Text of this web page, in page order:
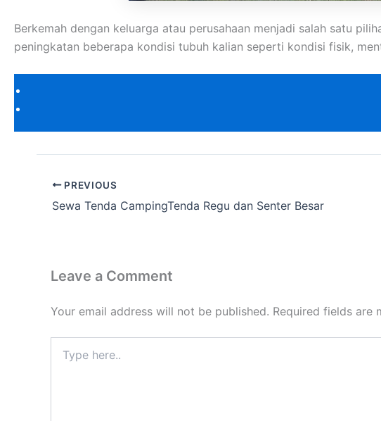
Berkemah dengan keluarga atau perusahaan menjadi salah satu
peningkatan beberapa kondisi tubuh kalian seperti kondisi fisik,
PREVIOUS
Sewa Tenda CampingTenda Regu dan Senter Besar
Leave a Comment
Your email address will not be published. Required fields are
here..